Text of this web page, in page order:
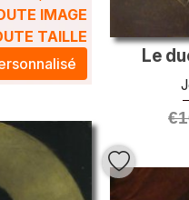
IMAGE
TAILLE
Le
€